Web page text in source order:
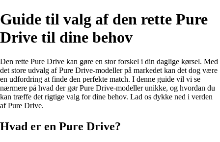
Guide til valg af den rette Pure
Drive til dine behov
Den rette Pure Drive kan gøre en stor forskel i din daglige kørsel. Med
det store udvalg af Pure Drive-modeller på markedet kan det dog være
en udfordring at finde den perfekte match. I denne guide vil vi se
nærmere på hvad der gør Pure Drive-modeller unikke, og hvordan du
kan træffe det rigtige valg for dine behov. Lad os dykke ned i verden
af Pure Drive.
Hvad er en Pure Drive?